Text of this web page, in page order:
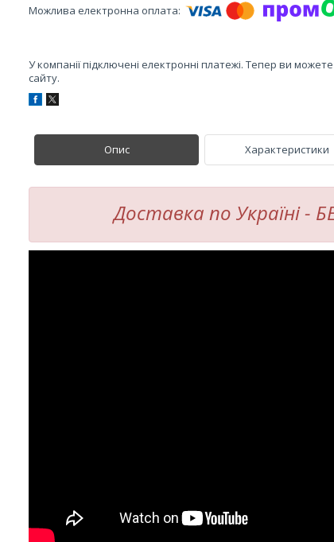
У компанії підключені електронні платежі. Тепер ви
сайту.
Опис Характеристики
Доставка по Україні -